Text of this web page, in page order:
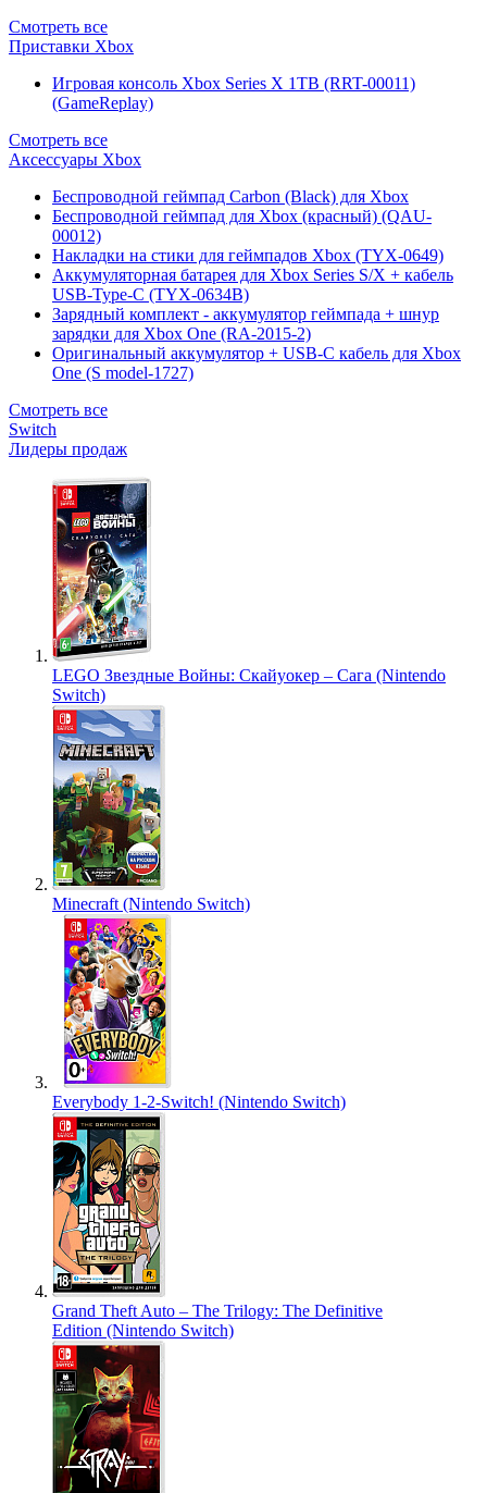
Смотреть все
Приставки Xbox
Игровая консоль Xbox Series X 1TB (RRT-00011)
(GameReplay)
Смотреть все
Аксессуары Xbox
Беспроводной геймпад Carbon (Black) для Xbox
Беспроводной геймпад для Xbox (красный) (QAU-
00012)
Накладки на стики для геймпадов Xbox (TYX-0649)
Аккумуляторная батарея для Xbox Series S/X + кабель
USB-Type-C (TYX-0634B)
Зарядный комплект - аккумулятор геймпада + шнур
зарядки для Xbox One (RA-2015-2)
Оригинальный аккумулятор + USB-C кабель для Xbox
One (S model-1727)
Смотреть все
Switch
Лидеры продаж
LEGO Звездные Войны: Скайуокер – Сага (Nintendo
Switch)
Minecraft (Nintendo Switch)
Everybody 1-2-Switch! (Nintendo Switch)
Grand Theft Auto – The Trilogy: The Definitive
Edition (Nintendo Switch)